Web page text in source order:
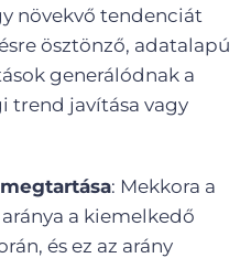
növekvő tendenciát
ösztönző, adatalapú
generálódnak a
trend javítása vagy
: Mekkora a
a kiemelkedő
és ez az arány